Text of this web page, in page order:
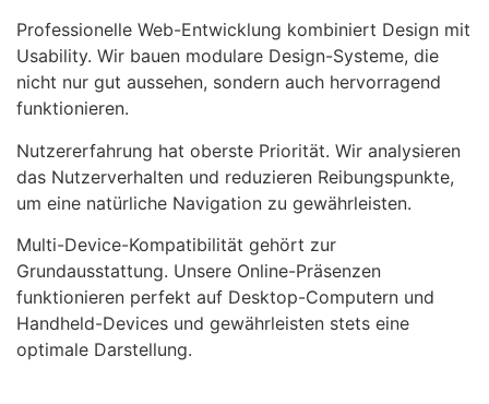
Professionelle Web-Entwicklung kombiniert Design mit
Usability. Wir bauen modulare Design-Systeme, die
nicht nur gut aussehen, sondern auch hervorragend
funktionieren.
Nutzererfahrung hat oberste Priorität. Wir analysieren
das Nutzerverhalten und reduzieren Reibungspunkte,
um eine natürliche Navigation zu gewährleisten.
Multi-Device-Kompatibilität gehört zur
Grundausstattung. Unsere Online-Präsenzen
funktionieren perfekt auf Desktop-Computern und
Handheld-Devices und gewährleisten stets eine
optimale Darstellung.